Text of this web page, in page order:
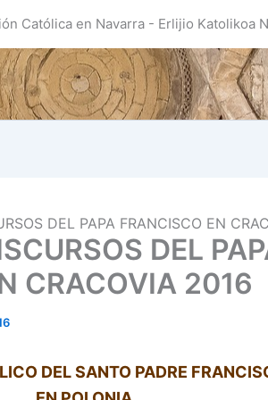
Católica en Navarra - Erlijio Katolikoa
DEL PAPA FRANCISCO EN
DEL
CRACOVIA 2016
DEL SANTO PADRE